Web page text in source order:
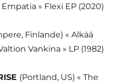
» Flexi EP (2020)
Finlande) « Alkää
Vankina » LP (1982)
(Portland, US) « The